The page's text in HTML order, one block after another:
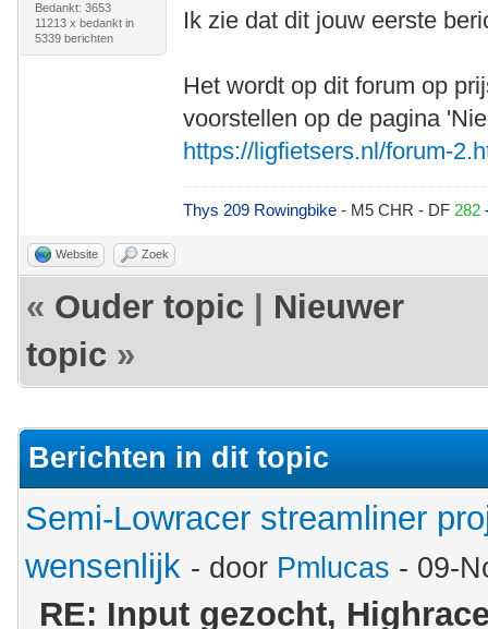
Bedankt: 3653
11213 x bedankt in
5339 berichten
Ik zie dat dit jouw eerste
Het wordt op dit forum op
voorstellen op de pagina
https://ligfietsers.nl/forum-
Thys 209 Rowingbike- M5 CHR - DF 282
Website Zoek
« Ouder topic
Nieuwer
topic »
Berichten in dit topic
Semi-Lowracer streamliner
wensenlijk - door Pmlucas - 09-
RE: Input gezocht,